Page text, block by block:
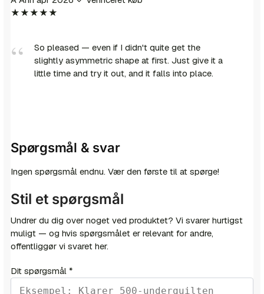
★★★★★
So pleased — even if I didn't quite get the
slightly asymmetric shape at first. Just give it a
little time and try it out, and it falls into place.
Spørgsmål & svar
Ingen spørgsmål endnu. Vær den første til at spørge!
Stil et spørgsmål
Undrer du dig over noget ved produktet? Vi svarer hurtigst
muligt — og hvis spørgsmålet er relevant for andre,
offentliggør vi svaret her.
Dit spørgsmål *